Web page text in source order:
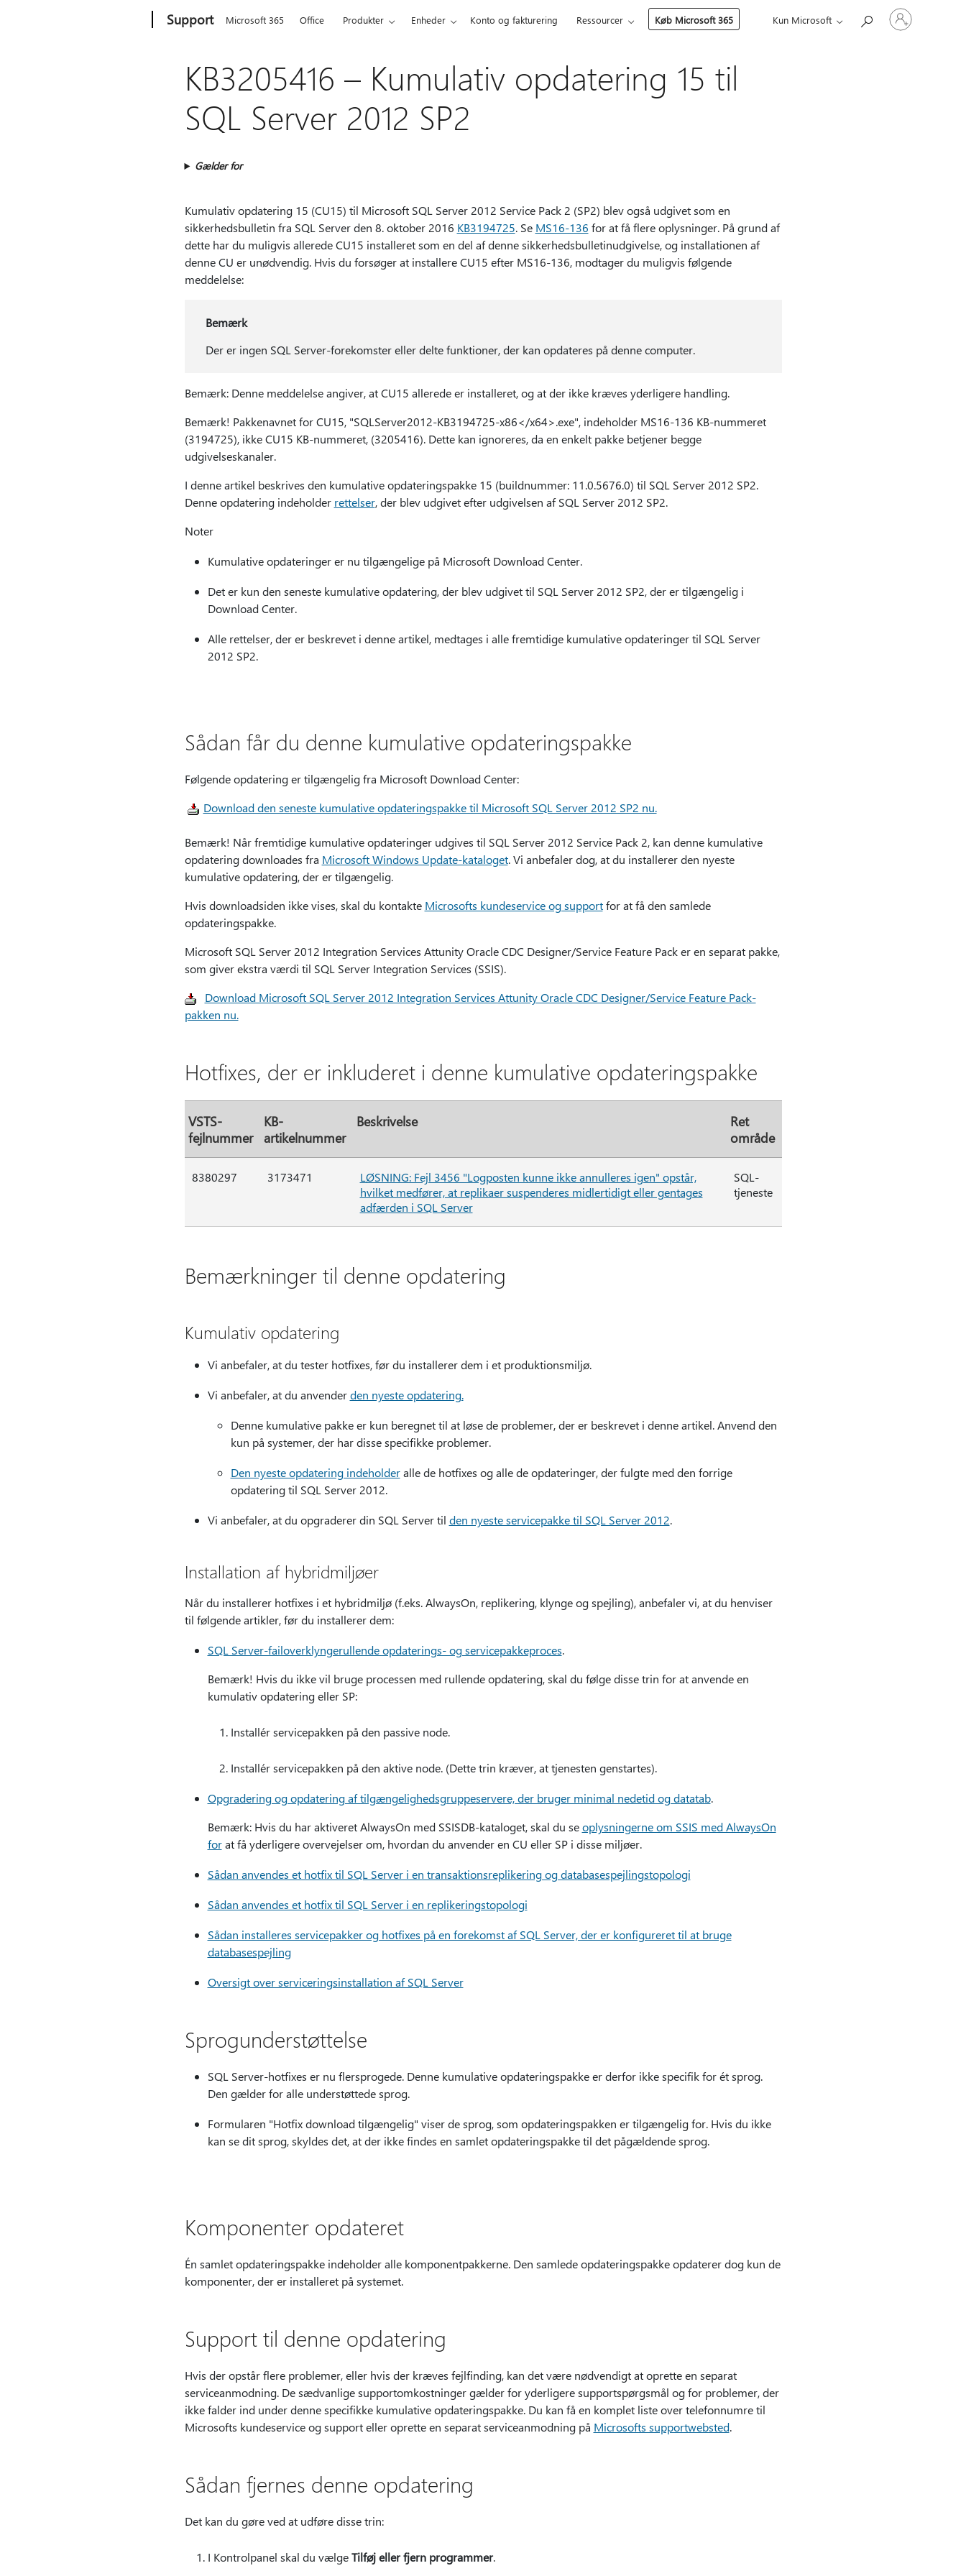
Support Microsoft 365 Office Produkter Enheder Konto og fakturering Ressourcer Køb Microsoft 365 Kun Microsoft
Log
på
din
KB3205416 – Kumulativ opdatering 15 til
SQL Server 2012 SP2
Gælder for
Kumulativ opdatering 15 (CU15) til Microsoft SQL Server 2012 Service Pack 2 (SP2) blev også udgivet som en
sikkerhedsbulletin fra SQL Server den 8. oktober 2016 KB3194725. Se MS16-136 for at få flere oplysninger. På grund af
dette har du muligvis allerede CU15 installeret som en del af denne sikkerhedsbulletinudgivelse, og installationen af
denne CU er unødvendig. Hvis du forsøger at installere CU15 efter MS16-136, modtager du muligvis følgende
meddelelse:
Bemærk
Der er ingen SQL Server-forekomster eller delte funktioner, der kan opdateres på denne computer.
Bemærk: Denne meddelelse angiver, at CU15 allerede er installeret, og at der ikke kræves yderligere handling.
Bemærk! Pakkenavnet for CU15, "SQLServer2012-KB3194725-x86</x64>.exe", indeholder MS16-136 KB-nummeret
(3194725), ikke CU15 KB-nummeret, (3205416). Dette kan ignoreres, da en enkelt pakke betjener begge
udgivelseskanaler.
I denne artikel beskrives den kumulative opdateringspakke 15 (buildnummer: 11.0.5676.0) til SQL Server 2012 SP2.
Denne opdatering indeholder rettelser, der blev udgivet efter udgivelsen af SQL Server 2012 SP2.
Noter
Kumulative opdateringer er nu tilgængelige på Microsoft Download Center.
Det er kun den seneste kumulative opdatering, der blev udgivet til SQL Server 2012 SP2, der er tilgængelig i
Download Center.
Alle rettelser, der er beskrevet i denne artikel, medtages i alle fremtidige kumulative opdateringer til SQL Server
2012 SP2.
Sådan får du denne kumulative opdateringspakke
Følgende opdatering er tilgængelig fra Microsoft Download Center:
Download den seneste kumulative opdateringspakke til Microsoft SQL Server 2012 SP2 nu.
Bemærk! Når fremtidige kumulative opdateringer udgives til SQL Server 2012 Service Pack 2, kan denne kumulative
opdatering downloades fra Microsoft Windows Update-kataloget. Vi anbefaler dog, at du installerer den nyeste
kumulative opdatering, der er tilgængelig.
Hvis downloadsiden ikke vises, skal du kontakte Microsofts kundeservice og supportfor at få den samlede
opdateringspakke.
Microsoft SQL Server 2012 Integration Services Attunity Oracle CDC Designer/Service Feature Pack er en separat pakke,
som giver ekstra værdi til SQL Server Integration Services (SSIS).
Download Microsoft SQL Server 2012 Integration Services Attunity Oracle CDC Designer/Service Feature Pack-
pakken nu.
Hotfixes, der er inkluderet i denne kumulative opdateringspakke
VSTS-
fejlnummer
KB-
artikelnummer
Beskrivelse
Ret
område
8380297 3173471
LØSNING: Fejl 3456 "Logposten kunne ikke annulleres igen" opstår,
hvilket medfører, at replikaer suspenderes midlertidigt eller gentages
adfærden i SQL Server
SQL-
tjeneste
Bemærkninger til denne opdatering
Kumulativ opdatering
Vi anbefaler, at du tester hotfixes, før du installerer dem i et produktionsmiljø.
Vi anbefaler, at du anvenderden nyeste opdatering.
Denne kumulative pakke er kun beregnet til at løse de problemer, der er beskrevet i denne artikel. Anvend den
kun på systemer, der har disse specifikke problemer.
Den nyeste opdatering indeholderalle de hotfixes og alle de opdateringer, der fulgte med den forrige
opdatering til SQL Server 2012.
Vi anbefaler, at du opgraderer din SQL Server til den nyeste servicepakke til SQL Server 2012.
Installation af hybridmiljøer
Når du installerer hotfixes i et hybridmiljø (f.eks. AlwaysOn, replikering, klynge og spejling), anbefaler vi, at du henviser
til følgende artikler, før du installerer dem:
SQL Server-failoverklyngerullende opdaterings- og servicepakkeproces.
Bemærk! Hvis du ikke vil bruge processen med rullende opdatering, skal du følge disse trin for at anvende en
kumulativ opdatering eller SP:
Installér servicepakken på den passive node.
Installér servicepakken på den aktive node. (Dette trin kræver, at tjenesten genstartes).
Opgradering og opdatering af tilgængelighedsgruppeservere, der bruger minimal nedetid og datatab.
Bemærk: Hvis du har aktiveret AlwaysOn med SSISDB-kataloget, skal du seoplysningerne om SSIS med AlwaysOn
forat få yderligere overvejelser om, hvordan du anvender en CU eller SP i disse miljøer.
Sådan anvendes et hotfix til SQL Server i en transaktionsreplikering og databasespejlingstopologi
Sådan anvendes et hotfix til SQL Server i en replikeringstopologi
Sådan installeres servicepakker og hotfixes på en forekomst af SQL Server, der er konfigureret til at bruge
databasespejling
Oversigt over serviceringsinstallation af SQL Server
Sprogunderstøttelse
SQL Server-hotfixes er nu flersprogede. Denne kumulative opdateringspakke er derfor ikke specifik for ét sprog.
Den gælder for alle understøttede sprog.
Formularen "Hotfix download tilgængelig" viser de sprog, som opdateringspakken er tilgængelig for. Hvis du ikke
kan se dit sprog, skyldes det, at der ikke findes en samlet opdateringspakke til det pågældende sprog.
Komponenter opdateret
Én samlet opdateringspakke indeholder alle komponentpakkerne. Den samlede opdateringspakke opdaterer dog kun de
komponenter, der er installeret på systemet.
Support til denne opdatering
Hvis der opstår flere problemer, eller hvis der kræves fejlfinding, kan det være nødvendigt at oprette en separat
serviceanmodning. De sædvanlige supportomkostninger gælder for yderligere supportspørgsmål og for problemer, der
ikke falder ind under denne specifikke kumulative opdateringspakke. Du kan få en komplet liste over telefonnumre til
Microsofts kundeservice og support eller oprette en separat serviceanmodning på Microsofts supportwebsted.
Sådan fjernes denne opdatering
Det kan du gøre ved at udføre disse trin:
I Kontrolpanel skal du vælgeTilføj eller fjern programmer.